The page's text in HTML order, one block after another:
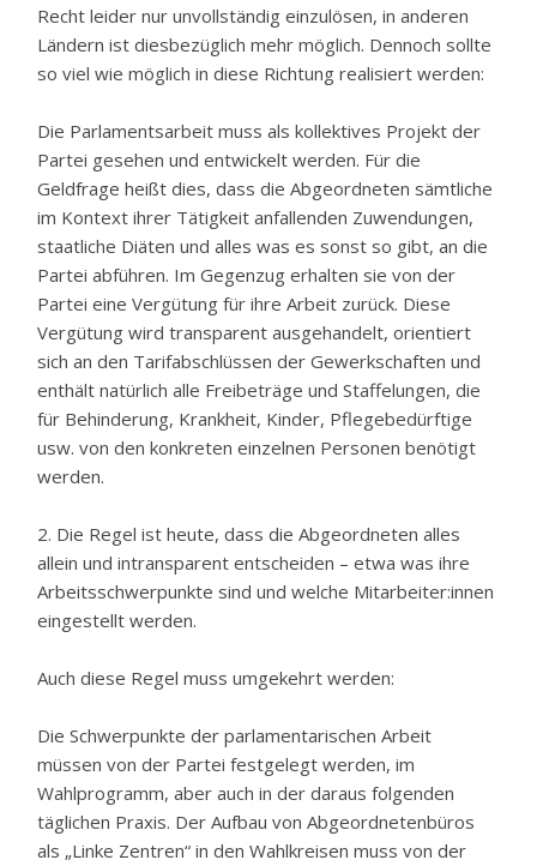
Recht leider nur unvollständig einzulösen, in anderen
Ländern ist diesbezüglich mehr möglich. Dennoch sollte
so viel wie möglich in diese Richtung realisiert werden:
Die Parlamentsarbeit muss als kollektives Projekt der
Partei gesehen und entwickelt werden. Für die
Geldfrage heißt dies, dass die Abgeordneten sämtliche
im Kontext ihrer Tätigkeit anfallenden Zuwendungen,
staatliche Diäten und alles was es sonst so gibt, an die
Partei abführen. Im Gegenzug erhalten sie von der
Partei eine Vergütung für ihre Arbeit zurück. Diese
Vergütung wird transparent ausgehandelt, orientiert
sich an den Tarifabschlüssen der Gewerkschaften und
enthält natürlich alle Freibeträge und Staffelungen, die
für Behinderung, Krankheit, Kinder, Pflegebedürftige
usw. von den konkreten einzelnen Personen benötigt
werden.
2. Die Regel ist heute, dass die Abgeordneten alles
allein und intransparent entscheiden – etwa was ihre
Arbeitsschwerpunkte sind und welche Mitarbeiter:innen
eingestellt werden.
Auch diese Regel muss umgekehrt werden:
Die Schwerpunkte der parlamentarischen Arbeit
müssen von der Partei festgelegt werden, im
Wahlprogramm, aber auch in der daraus folgenden
täglichen Praxis. Der Aufbau von Abgeordnetenbüros
als „Linke Zentren“ in den Wahlkreisen muss von der